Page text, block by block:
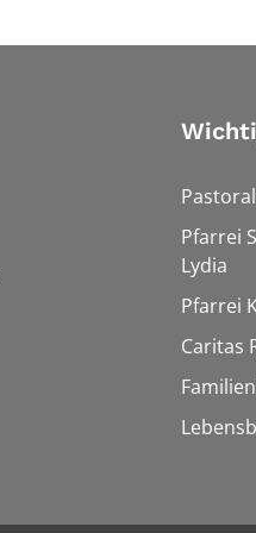
Pfarrei
Lydia
Pfarrei
Caritas